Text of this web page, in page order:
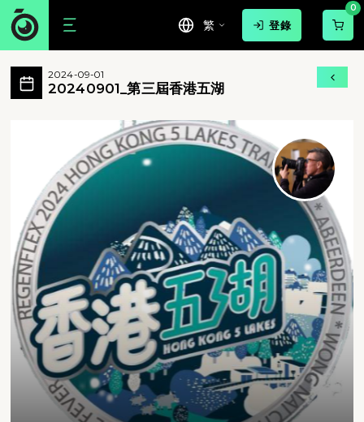
繁 登錄
0
20240901_第三屆香港五湖 活動相
20240901_第三屆香港五湖 所有相片
20240901_第三屆香港五湖 - 20240901_第三屆
2024-09-01
20240901_第三屆香港五湖